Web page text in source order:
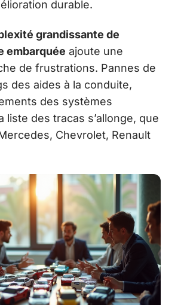
durable.
grandissante de
embarquée ajoute une
de frustrations. Pannes de
des aides à la conduite,
des systèmes
liste des tracas s’allonge, que
Chevrolet, Renault